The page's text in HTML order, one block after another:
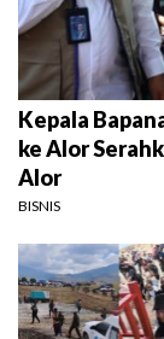
Kepala
ke Alor
Alor
BISNIS